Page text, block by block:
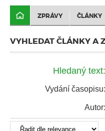
ZPRÁVY ČLÁNKY
VYHLEDAT ČLÁNKY A
Hledaný text:
Vydání časopisu:
Autor: